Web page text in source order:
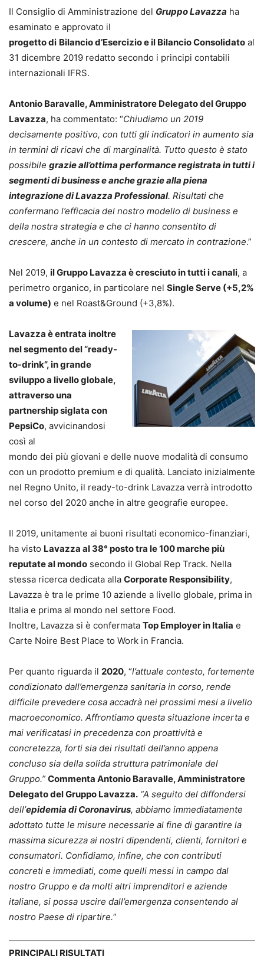
Il Consiglio di Amministrazione del Gruppo Lavazza ha
esaminato e approvato il
progetto di Bilancio d’Esercizio e il Bilancio Consolidato al
31 dicembre 2019 redatto secondo i principi contabili
internazionali IFRS.
Antonio Baravalle, Amministratore Delegato del Gruppo
Lavazza, ha commentato: “Chiudiamo un 2019
decisamente positivo, con tutti gli indicatori in aumento sia
in termini di ricavi che di marginalità. Tutto questo è stato
possibile grazie all’ottima performance registrata in tutti i
segmenti di business e anche grazie alla piena
integrazione di Lavazza Professional. Risultati che
confermano l’efficacia del nostro modello di business e
della nostra strategia e che ci hanno consentito di
crescere, anche in un contesto di mercato in contrazione.”
Nel 2019, il Gruppo Lavazza è cresciuto in tutti i canali, a
perimetro organico, in particolare nel Single Serve (+5,2%
a volume) e nel Roast&Ground (+3,8%).
Lavazza è entrata inoltre
nel segmento del “ready-
to-drink”, in grande
sviluppo a livello globale,
attraverso una
partnership siglata con
PepsiCo, avvicinandosi
così al
mondo dei più giovani e delle nuove modalità di consumo
con un prodotto premium e di qualità. Lanciato inizialmente
nel Regno Unito, il ready-to-drink Lavazza verrà introdotto
nel corso del 2020 anche in altre geografie europee.
Il 2019, unitamente ai buoni risultati economico-finanziari,
ha visto Lavazza al 38° posto tra le 100 marche più
reputate al mondo secondo il Global Rep Track. Nella
stessa ricerca dedicata alla Corporate Responsibility,
Lavazza è tra le prime 10 aziende a livello globale, prima in
Italia e prima al mondo nel settore Food.
Inoltre, Lavazza si è confermata Top Employer in Italia e
Carte Noire Best Place to Work in Francia.
Per quanto riguarda il 2020, “l’attuale contesto, fortemente
condizionato dall’emergenza sanitaria in corso, rende
difficile prevedere cosa accadrà nei prossimi mesi a livello
macroeconomico. Affrontiamo questa situazione incerta e
mai verificatasi in precedenza con proattività e
concretezza, forti sia dei risultati dell’anno appena
concluso sia della solida struttura patrimoniale del
Gruppo.” Commenta Antonio Baravalle, Amministratore
Delegato del Gruppo Lavazza. “A seguito del diffondersi
dell’epidemia di Coronavirus, abbiamo immediatamente
adottato tutte le misure necessarie al fine di garantire la
massima sicurezza ai nostri dipendenti, clienti, fornitori e
consumatori. Confidiamo, infine, che con contributi
concreti e immediati, come quelli messi in campo dal
nostro Gruppo e da molti altri imprenditori e aziende
italiane, si possa uscire dall’emergenza consentendo al
nostro Paese di ripartire.”
PRINCIPALI RISULTATI